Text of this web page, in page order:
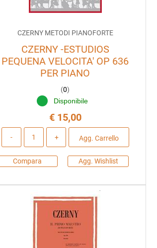
CZERNY METODI PIANOFORTE
CZERNY -ESTUDIOS
PEQUENA VELOCITA' OP 636
PER PIANO
(0)
Disponibile
€ 15,00
Agg. Carrello
Compara Agg. Wishlist